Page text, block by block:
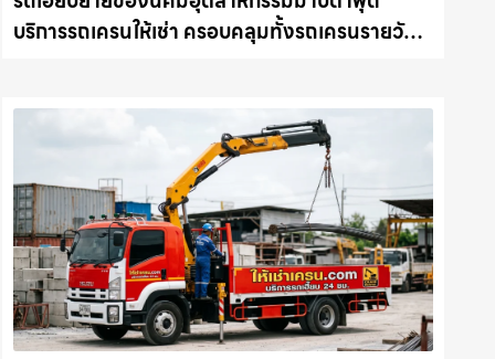
บริการรถเครนให้เช่า ครอบคลุมทั้งรถเครนรายวัน